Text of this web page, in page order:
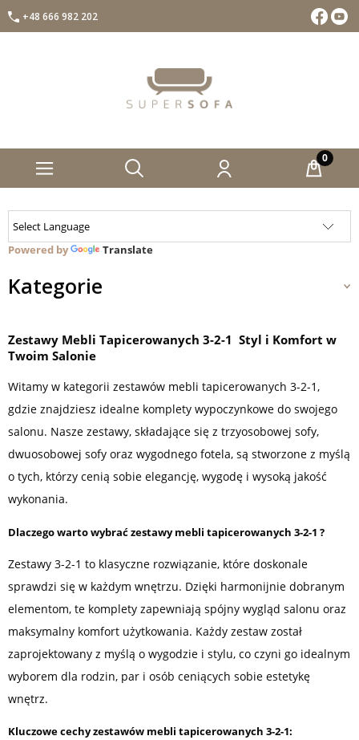
+48 666 982 202 Facebook
Powered by Translate
Kategorie
Zestawy Mebli Tapicerowanych 3-2-1 Styl i Komfort w
Twoim Salonie
Witamy w kategorii zestawów mebli tapicerowanych 3-2-1,
gdzie znajdziesz idealne komplety wypoczynkowe do swojego
salonu. Nasze zestawy, składające się z trzyosobowej sofy,
dwuosobowej sofy oraz wygodnego fotela, są stworzone z myślą
o tych, którzy cenią sobie elegancję, wygodę i wysoką jakość
wykonania.
Dlaczego warto wybrać zestawy mebli tapicerowanych 3-2-1 ?
Zestawy 3-2-1 to klasyczne rozwiązanie, które doskonale
sprawdzi się w każdym wnętrzu. Dzięki harmonijnie dobranym
elementom, te komplety zapewniają spójny wygląd salonu oraz
maksymalny komfort użytkowania. Każdy zestaw został
zaprojektowany z myślą o wygodzie i stylu, co czyni go idealnym
wyborem dla rodzin, par i osób ceniących sobie estetykę
wnętrz.
Kluczowe cechy zestawów mebli tapicerowanych 3-2-1: